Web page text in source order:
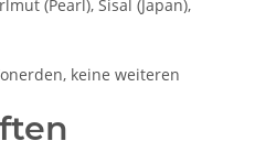
(Pearl), Sisal (Japan),
keine weiteren